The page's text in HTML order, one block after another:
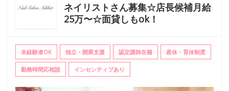
ネイリストさん募集☆店長候補月給
25万〜☆面貸しもok！
未経験者OK 独立・開業支援 認定講師在籍 産休・育休制度
勤務時間応相談 インセンティブあり